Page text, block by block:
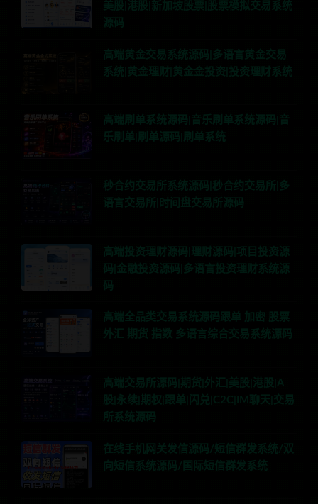
美股|港股|新加坡股票|股票模拟交易系统
源码
高端黄金交易系统源码|多语言黄金交易
系统|黄金理财|黄金金投资|投资理财系统
高端刷单系统源码|音乐刷单系统源码|音
乐刷单|刷单源码|刷单系统
秒合约交易所系统源码|秒合约交易所|多
语言交易所|时间盘交易所源码
高端投资理财源码|理财源码|项目投资源
码|金融投资源码|多语言投资理财系统源
码
高端全品类交易系统源码跟单 加密 股票
外汇 期货 指数 多语言综合交易系统源码
高端交易所源码|期货|外汇|美股|港股|A
股|永续|期权|跟单|闪兑|C2C|IM聊天|交易
所系统源码
在线手机网关发信源码/短信群发系统/双
向短信系统源码/国际短信群发系统